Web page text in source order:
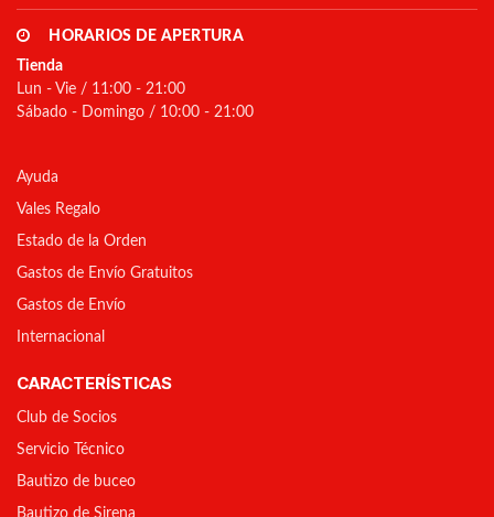
HORARIOS DE APERTURA
Tienda
Lun - Vie / 11:00 - 21:00
Sábado - Domingo / 10:00 - 21:00
Ayuda
Vales Regalo
Estado de la Orden
Gastos de Envío Gratuitos
Gastos de Envío
Internacional
CARACTERÍSTICAS
Club de Socios
Servicio Técnico
Bautizo de buceo
Bautizo de Sirena